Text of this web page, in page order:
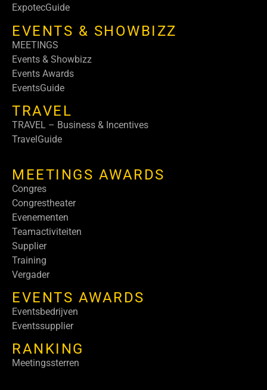
ExpotecGuide
EVENTS & SHOWBIZZ
MEETINGS
Events & Showbizz
Events Awards
EventsGuide
TRAVEL
TRAVEL – Business & Incentives
TravelGuide
MEETINGS AWARDS
Congres
Congrestheater
Evenementen
Teamactiviteiten
Supplier
Training
Vergader
EVENTS AWARDS
Eventsbedrijven
Eventssupplier
RANKING
Meetingssterren